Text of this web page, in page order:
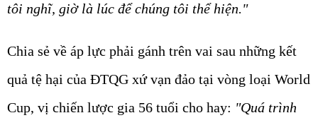
tôi nghĩ, giờ là lúc để chúng tôi thể hiện."
Chia sẻ về áp lực phải gánh trên vai sau những kết
quả tệ hại của ĐTQG xứ vạn đảo tại vòng loại World
Cup, vị chiến lược gia 56 tuổi cho hay: "Quá trình